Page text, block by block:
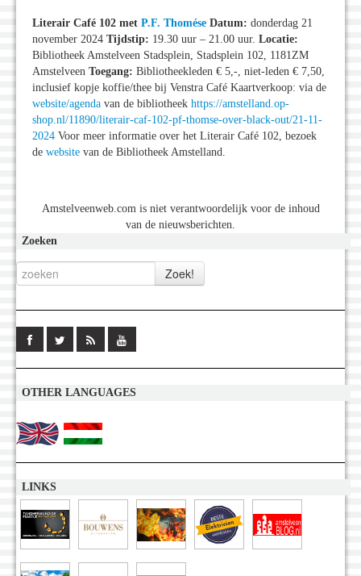
Literair Café 102 met P.F. Thomése Datum: donderdag 21
november 2024 Tijdstip: 19.30 uur – 21.00 uur. Locatie:
Bibliotheek Amstelveen Stadsplein, Stadsplein 102, 1181ZM
Amstelveen Toegang: Bibliotheekleden € 5,-, niet-leden € 7,50,
inclusief kopje koffie/thee bij Venstra Café Kaartverkoop: via de
website/agenda van de bibliotheek https://amstelland.op-
shop.nl/11890/literair-caf-102-pf-thomse-over-black-out/21-11-
2024 Voor meer informatie over het Literair Café 102, bezoek
de website van de Bibliotheek Amstelland.
Amstelveenweb.com is niet verantwoordelijk voor de inhoud
van de nieuwsberichten.
Zoeken
OTHER LANGUAGES
LINKS